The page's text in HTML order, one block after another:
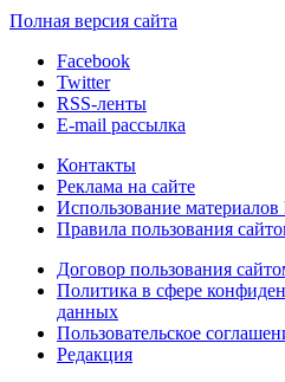
Полная версия сайта
Facebook
Twitter
RSS-ленты
E-mail рассылка
Контакты
Реклама на сайте
Использование материалов
Правила пользования
Договор пользования
Политика в сфере
данных
Пользовательское
Редакция